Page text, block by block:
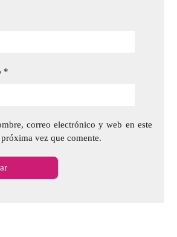
*
correo electrónico y web en este
vez que comente.